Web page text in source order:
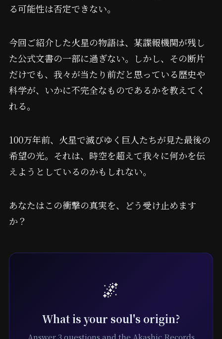
る可能性は否定できない。
今回ご紹介した火星の物語は、某諜報機関が残し
た公式文書の一部に過ぎない。しかし、その断片
だけでも、我々が当たり前だと思っている歴史や
科学が、いかに不完全なものであるかを教えてく
れる。
100万年前、火星で滅びゆく巨人たちが見た最後の
希望の光。それは、時空を超えて我々に何かを伝
えようとしているのかもしれない。
あなたはこの衝撃の真実を、どう受け止めます
か？
🌌
What is your soul's origin?
Answer 3 questions and the Akashic Records